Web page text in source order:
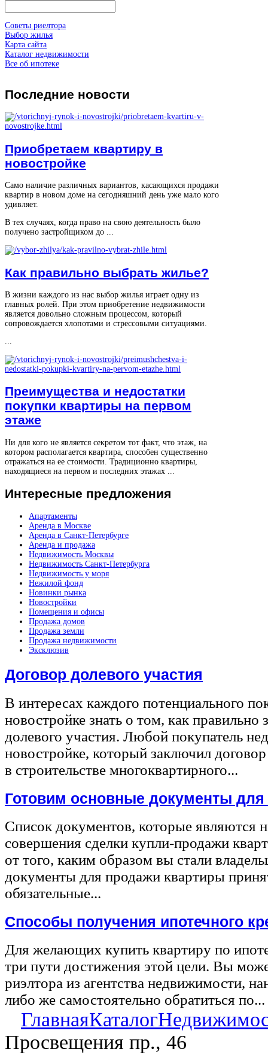
Советы риелтора
Выбор жилья
Карта сайта
Каталог недвижимости
Все об ипотеке
Последние новости
Приобретаем квартиру в
новостройке
Само наличие различных вариантов, касающихся продажи
квартир в новом доме на сегодняшний день уже мало кого
удивляет.
В тех случаях, когда право на свою деятельность было
получено застройщиком до ...
Как правильно выбрать жилье?
В жизни каждого из нас выбор жилья играет одну из
главных ролей. При этом приобретение недвижимости
является довольно сложным процессом, который
сопровождается хлопотами и стрессовыми ситуациями.
...
Преимущества и недостатки
покупки квартиры на первом
этаже
Ни для кого не является секретом тот факт, что этаж, на
котором располагается квартира, способен существенно
отражаться на ее стоимости. Традиционно квартиры,
находящиеся на первом и последних этажах ...
Интересные предложения
Апартаменты
Аренда в Москве
Аренда в Санкт-Петербурге
Аренда и продажа
Недвижимость Москвы
Недвижимость Санкт-Петербурга
Недвижимость у моря
Нежилой фонд
Новинки рынка
Новостройки
Помещения и офисы
Продажа домов
Продажа земли
Продажа недвижимости
Эксклюзив
Договор долевого участия
В интересах каждого потенциального
новостройке знать о том, как правильно
долевого участия. Любой покупатель
новостройке, который заключил
в строительстве многоквартирного...
Готовим основные документы
Список документов, которые являются
совершения сделки купли-продажи
от того, каким образом вы стали
документы для продажи квартиры
обязательные...
Способы получения ипотечного
Для желающих купить квартиру по
три пути достижения этой цели. Вы
риэлтора из агентства недвижимости,
либо же самостоятельно обратиться по...
ГлавнаяКаталог
Просвещения пр., 46